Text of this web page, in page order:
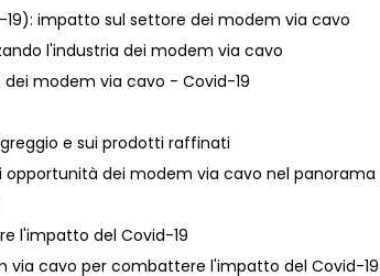
19): impatto sul settore dei modem via cavo
l'industria dei modem via cavo
dei modem via cavo - Covid-19
greggio e sui prodotti raffinati
dei modem via cavo nel panorama
l'impatto del Covid-19
via cavo per combattere l'impatto del Covid-19